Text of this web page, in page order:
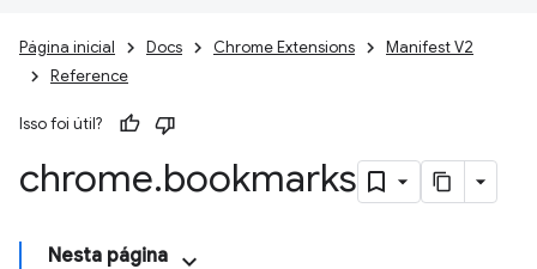
Página inicial Docs Chrome Extensions
Manifest V2
Reference
Isso foi útil?
chrome.bookmarks
Nesta página